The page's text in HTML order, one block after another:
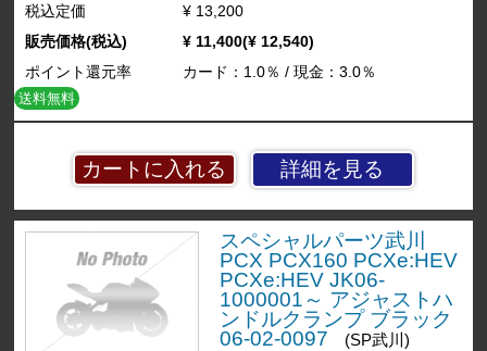
詳細を見る
税込定価
¥ 13,200
販売価格(税込)
¥ 11,400(¥ 12,540)
ポイント還元率
カード：1.0％ / 現金：3.0％
送料無料
スペシャルパーツ武川
PCX PCX160 PCXe:HEV
PCXe:HEV JK06-
1000001～ アジャストハ
ンドルクランプ ブラック
06-02-0097
(SP武川)